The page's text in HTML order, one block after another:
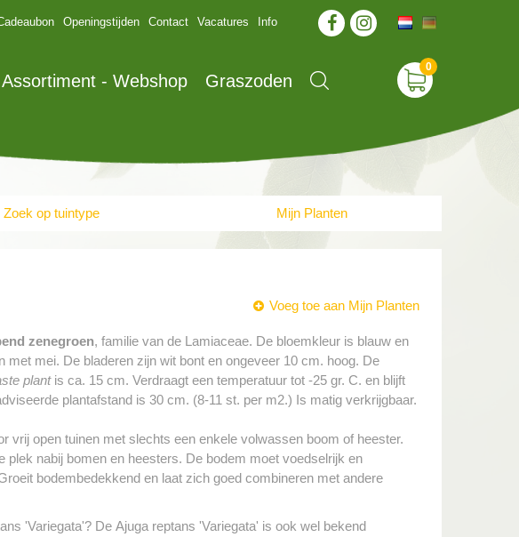
Openingstijden Contact Vacatures Info
Assortiment - Webshop Graszoden
Zoek op tuintype Mijn Planten
Voeg toe aan Mijn Planten
zenegroen, familie van de Lamiaceae. De bloemkleur is blauw en
met mei. De bladeren zijn wit bont en ongeveer 10 cm. hoog. De
plantis ca. 15 cm. Verdraagt een temperatuur tot -25 gr. C. en blijft
plantafstand is 30 cm. (8-11 st. per m2.) Is matig verkrijgbaar.
vrij open tuinen met slechts een enkele volwassen boom of heester.
plek nabij bomen en heesters. De bodem moet voedselrijk en
bodembedekkend en laat zich goed combineren met andere
'Variegata'? De Ajuga reptans 'Variegata' is ook wel bekend